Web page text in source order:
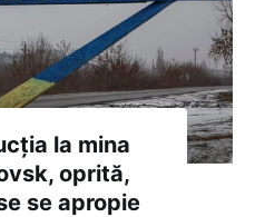
la mina
oprită,
se apropie